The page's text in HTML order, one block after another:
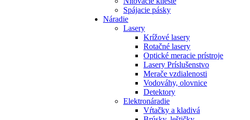
Spájacie pásky
Náradie
Lasery
Krížové lasery
Rotačné lasery
Optické meracie prístroje
Lasery Príslušenstvo
Merače vzdialenosti
Vodováhy, olovnice
Detektory
Elektronáradie
Vŕtačky a kladivá